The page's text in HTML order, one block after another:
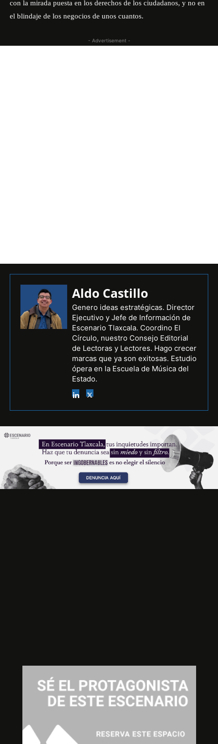
con la mirada puesta en los derechos de los ciudadanos, y no en
el blindaje de los negocios de unos cuantos.
- Advertisement -
Aldo Castillo
Genero ideas estratégicas. Director
Ejecutivo y Jefe de Información de
Escenario Tlaxcala. Coordino El
Círculo, nuestro Consejo Editorial
de Lectoras y Lectores. Hago crecer
marcas que ya son exitosas. Estudio
ópera en la Escuela de Música del
Estado.